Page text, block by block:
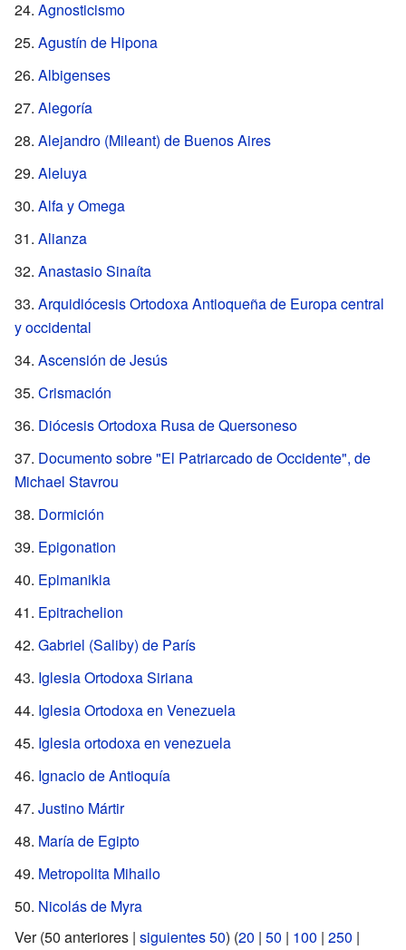
Agnosticismo
Agustín de Hipona
Albigenses
Alegoría
Alejandro (Mileant) de Buenos Aires
Aleluya
Alfa y Omega
Alianza
Anastasio Sinaíta
Arquidiócesis Ortodoxa Antioqueña de Europa central
y occidental
Ascensión de Jesús
Crismación
Diócesis Ortodoxa Rusa de Quersoneso
Documento sobre "El Patriarcado de Occidente", de
Michael Stavrou
Dormición
Epigonation
Epimanikia
Epitrachelion
Gabriel (Saliby) de París
Iglesia Ortodoxa Siriana
Iglesia Ortodoxa en Venezuela
Iglesia ortodoxa en venezuela
Ignacio de Antioquía
Justino Mártir
María de Egipto
Metropolita Mihailo
Nicolás de Myra
Ver (50 anteriores | siguientes 50) (20 | 50 | 100 | 250 |